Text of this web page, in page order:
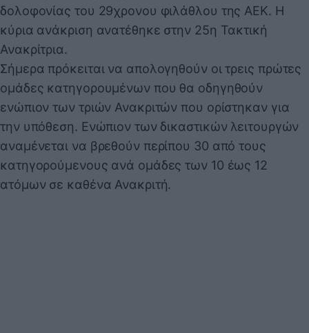
δολοφονίας του 29χρονου φιλάθλου της ΑΕΚ. Η
κύρια ανάκριση ανατέθηκε στην 25η Τακτική
Ανακρίτρια.
Σήμερα πρόκειται να απολογηθούν οι τρεις πρώτες
ομάδες κατηγορουμένων που θα οδηγηθούν
ενώπιον των τριών Ανακριτών που ορίστηκαν για
την υπόθεση. Ενώπιον των δικαστικών λειτουργών
αναμένεται να βρεθούν περίπου 30 από τους
κατηγορούμενους ανά ομάδες των 10 έως 12
ατόμων σε καθένα Ανακριτή.